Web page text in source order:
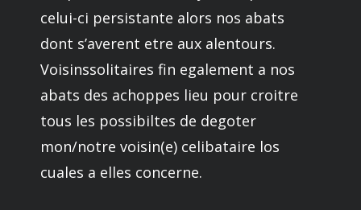
celui-ci persistante alors nos abats
dont s’averent etre aux alentours.
Voisinssolitaires fin egalement a nos
abats des achoppes lieu pour croitre
tous les possibiltes de degoter
mon/notre voisin(e) celibataire los
cuales a elles concerne.